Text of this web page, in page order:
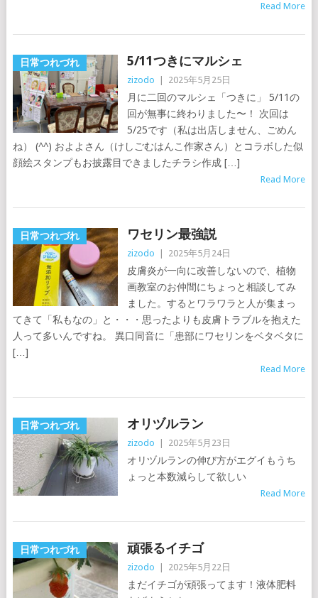
Read More
日常つれづれ 5/11つきにマルシェ
zizodo 2025年5月25日
月に二回のマルシェ「つきに」 5/11の
回が無事に終わりました〜！ 次回は
5/25です（私は出店しません、ごめん
ね） (^^) およよさん（けしごむはんこ作家さん）とコラボした似
顔絵スタンプもお披露目できましたチラシ作成 […]
Read More
日常つれづれ ワセリン最強説
zizodo 2025年5月24日
皮膚炎が一向に改善しないので、植物
画教室のお仲間にちょっと相談してみ
ました。するとワラワラと人が集まっ
てきて「私もなの」と・・・思ったよりも皮膚トラブルを抱えた
人って多いんですね。 異口同音に「患部にワセリンをベタベタに
[…]
Read More
日常つれづれ オリヅルラン
zizodo 2025年5月23日
オリヅルランの伸び方がエグイもうち
ょっと本数減らして欲しい
Read More
日常つれづれ 頑張るイチゴ
zizodo 2025年5月22日
まだイチゴが頑張ってます！液体肥料